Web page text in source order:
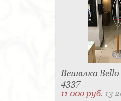
Вешалка
4337
11 000 руб.13